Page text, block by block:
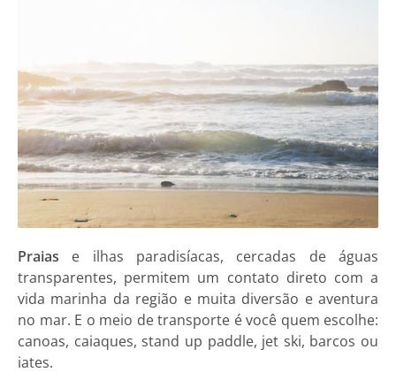
Praias e ilhas paradisíacas, cercadas de águas
transparentes, permitem um contato direto com a
vida marinha da região e muita diversão e aventura
no mar. E o meio de transporte é você quem escolhe:
canoas, caiaques, stand up paddle, jet ski, barcos ou
iates.